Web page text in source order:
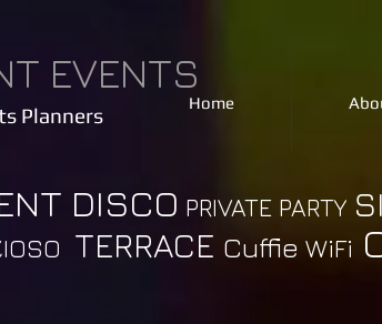
EVENTS
Planners
Home
DISCO PRIVATE PARTY
TERRACE Cuffie WiFi